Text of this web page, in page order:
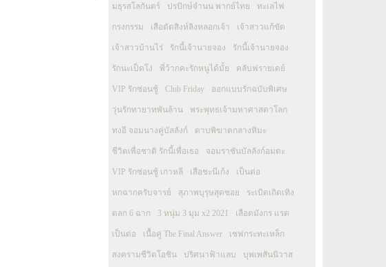
มธุรสโลกันตร์ ปรปักษ์จำนน พากย์ไทย ทะเลไฟ
กรงกรรม เสือตัดสิงห์ลิงหลอกเจ้า เจ้าสาวแก้ขัด
เจ้าสาวบ้านไร่ รักนี้เจ้านายจอง รักนี้เจ้านายจอง
รักนะเป็ดโง่ พี่ว้ากคะรักหนูได้มั้ย คลับฟรายเดย์
VIP รักซ่อนชู้ Club Friday ออกแบบรักฉบับพิเศษ
วุ่นรักทายาทพันล้าน พระพุทธเจ้ามหาศาสดาโลก
ทงอี จอมนางคู่บัลลังก์ ดาบพิฆาตกลางหิมะ
ชีวิตเพื่อชาติ รักนี้เพื่อเธอ จอมราชันบัลลังก์อมตะ
VIP รักซ่อนชู้ เกาหลี เสือชะนีเก้ง เป็นต่อ
หกฉากครับจารย์ สุภาพบุรุษสุดซอย ระเบิดเถิดเทิง
ตลก 6 ฉาก 3 หนุ่ม 3 มุม x2 2021 เลือดมังกร แรด
เป็นต่อ เนื้อคู่ The Final Answer เชฟกระทะเหล็ก
สงครามชีวิตโอชิน ปริศนาฟ้าแลบ บุพเพสันนิวาส